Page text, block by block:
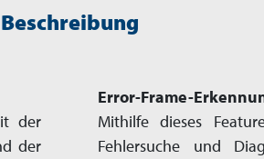
Beschreibung
der
der
Error-Frame-
Mithilfe dieses
Fehlersuche und